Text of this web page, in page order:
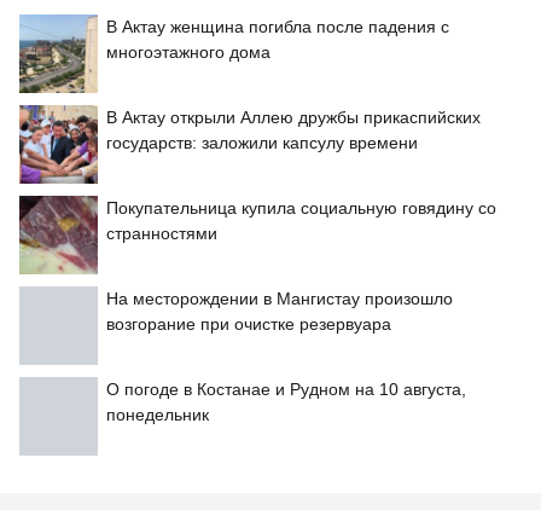
В Актау женщина погибла после падения с
многоэтажного дома
В Актау открыли Аллею дружбы прикаспийских
государств: заложили капсулу времени
Покупательница купила социальную говядину со
странностями
На месторождении в Мангистау произошло
возгорание при очистке резервуара
О погоде в Костанае и Рудном на 10 августа,
понедельник